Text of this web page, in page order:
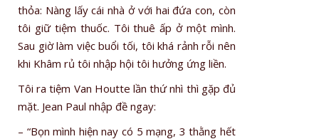
thỏa: Nàng lấy cái nhà ở với hai đứa con, còn
tôi giữ tiệm thuốc. Tôi thuê ấp ở một mình.
Sau giờ làm việc buổi tối, tôi khá rảnh rỗi nên
khi Khâm rủ tôi nhập hội tôi hưởng ứng liền.
Tôi ra tiệm Van Houtte lần thứ nhì thì gặp đủ
mặt. Jean Paul nhập đề ngay:
– “Bọn mình hiện nay có 5 mạng, 3 thằng hết